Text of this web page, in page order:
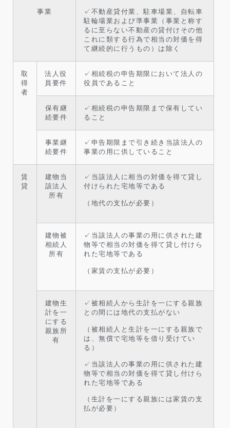
事業
✓不動産貸付業、駐車場業、自転車
駐輪場業および準事業（事業と称す
るに至らない不動産の貸付けその他
これに類する行為で相当の対価を得
て継続的に行うもの）は除く
取
得
者
法人役
員要件
✓相続税の申告期限において法人の
役員であること
保有継
続要件
✓相続税の申告期限まで保有してい
ること
事業継
続要件
✓申告期限まで引き続き当該法人の
事業の用に供していること
賃
貸
建物当
該法人
所有
✓当該法人に相当の対価を得て貸し
付けられた宅地等である
（地代の支払が必要）
建物被
相続人
所有
✓当該法人の事業の用に供された建
物等で相当の対価を得て貸し付けら
れた宅地等である
（家賃の支払が必要）
建物生
計を一
にする
親族所
有
✓被相続人から生計を一にする親族
との間には地代の支払がない
（被相続人と生計を一にする親族で
は、無償で宅地等を借り受けてい
る）
✓当該法人の事業の用に供された建
物等で相当の対価を得て貸し付けら
れた宅地等である
（生計を一にする親族には家賃の支
払が必要）